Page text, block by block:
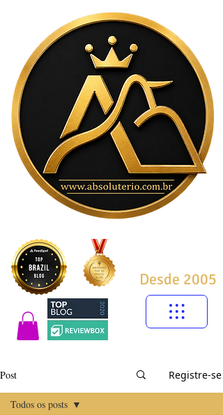
Desde 2005
Post Registre-se
Todos os posts